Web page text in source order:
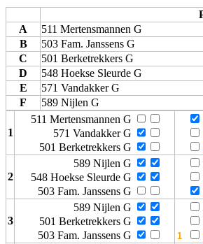
A
511 Mertensmannen G
B
503 Fam. Janssens G
C
501 Berketrekkers G
D
548 Hoekse Sleurde G
E
571 Vandakker G
F
589 Nijlen G
1
511 Mertensmannen G
571 Vandakker G
501 Berketrekkers G
2
589 Nijlen G
548 Hoekse Sleurde G
503 Fam. Janssens G
3
589 Nijlen G
501 Berketrekkers G
503 Fam. Janssens G